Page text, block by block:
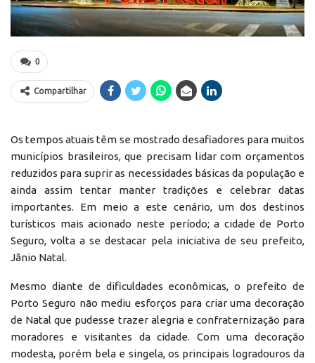
0
Compartilhar
Os tempos atuais têm se mostrado desafiadores para muitos
municípios brasileiros, que precisam lidar com orçamentos
reduzidos para suprir as necessidades básicas da população e
ainda assim tentar manter tradições e celebrar datas
importantes. Em meio a este cenário, um dos destinos
turísticos mais acionado neste período; a cidade de Porto
Seguro, volta a se destacar pela iniciativa de seu prefeito,
Jânio Natal.
Mesmo diante de dificuldades econômicas, o prefeito de
Porto Seguro não mediu esforços para criar uma decoração
de Natal que pudesse trazer alegria e confraternização para
moradores e visitantes da cidade. Com uma decoração
modesta, porém bela e singela, os principais logradouros da